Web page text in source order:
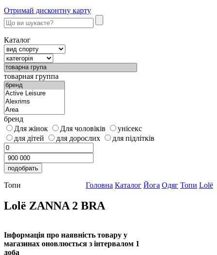
Отримай дисконтну карту
Каталог
товарная группа
бренд
Для жінок
Для чоловіків
унісекс
для дітей
для дорослих для підлітків
Топи Головна Каталог Йога Одяг Топи Lolё
Lolё ZANNA 2 BRA
Інформація про наявність товару у
магазинах оновлюється з інтервалом 1
доба